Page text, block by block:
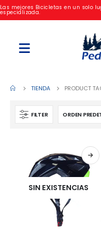
Las mejores Bicicletas en un solo
especializada.
TIENDA PRODUCT
FILTER
SIN EXISTENCIAS